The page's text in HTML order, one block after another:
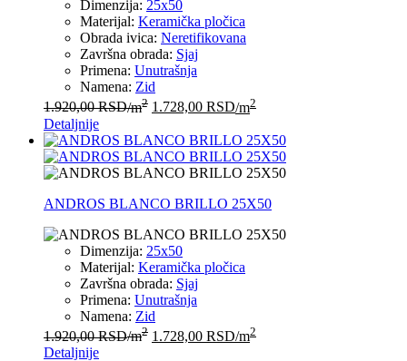
Dimenzija: 25x50
Materijal: Keramička pločica
Obrada ivica: Neretifikovana
Završna obrada: Sjaj
Primena: Unutrašnja
Namena: Zid
1.920,00RSD/m2 1.728,00 RSD/m2
Detaljnije
ANDROS BLANCO BRILLO 25X50
Dimenzija: 25x50
Materijal: Keramička pločica
Završna obrada: Sjaj
Primena: Unutrašnja
Namena: Zid
1.920,00RSD/m2 1.728,00 RSD/m2
Detaljnije